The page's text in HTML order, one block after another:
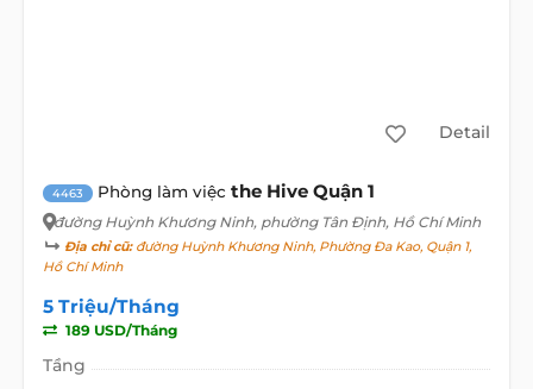
Detail
4463 Phòng làm việc the Hive Quận 1
đường Huỳnh Khương Ninh, phường Tân Định, Hồ Chí Minh
Địa chỉ cũ:đường Huỳnh Khương Ninh, Phường Đa Kao, Quận 1,
Hồ Chí Minh
5 Triệu/Tháng
189 USD/Tháng
Tầng